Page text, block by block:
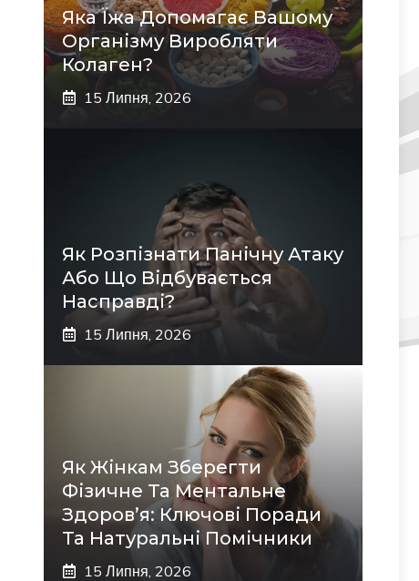
Яка Їжа Допомагає Вашому
Організму Виробляти
Колаген?
15 Липня, 2026
Як Розпізнати Панічну Атаку
Або Що Відбувається
Насправді?
15 Липня, 2026
Як Жінкам Зберегти
Фізичне Та Ментальне
Здоров’я: Ключові Поради
Та Натуральні Помічники
15 Липня, 2026